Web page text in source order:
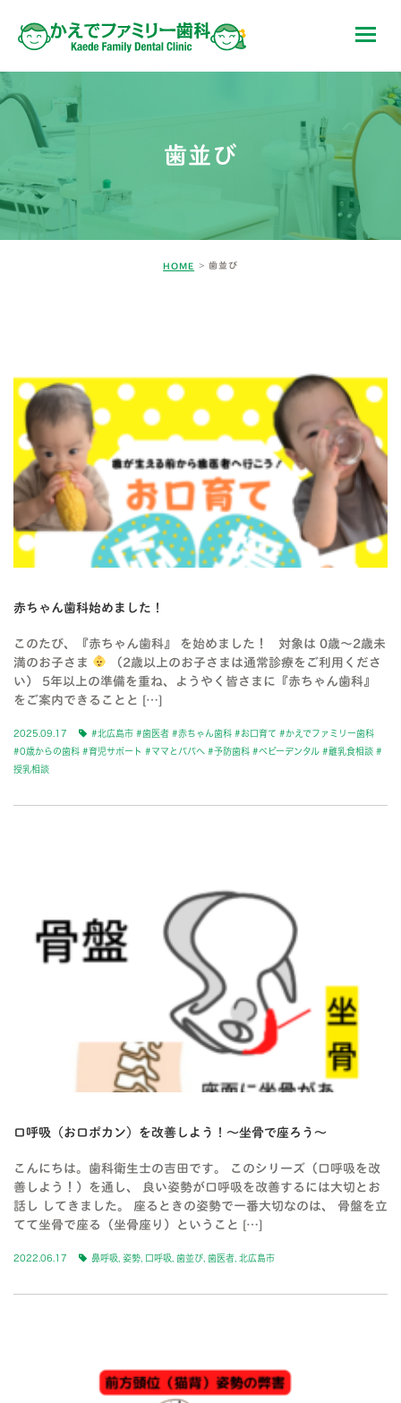
歯並び
HOME 歯並び
赤ちゃん歯科始めました！
このたび、『赤ちゃん歯科』 を始めました！ 対象は 0歳〜2歳未
満のお子さま
（2歳以上のお子さまは通常診療をご利用くださ
い） 5年以上の準備を重ね、ようやく皆さまに『赤ちゃん歯科』
をご案内できることと […]
2025.09.17
#北広島市 #歯医者 #赤ちゃん歯科 #お口育て #かえでファミリー歯科
#0歳からの歯科 #育児サポート #ママとパパへ #予防歯科 #ベビーデンタル #離乳食相談 #
授乳相談
口呼吸（お口ポカン）を改善しよう！〜坐骨で座ろう〜
こんにちは。歯科衛生士の吉田です。 このシリーズ（口呼吸を改
善しよう！）を通し、 良い姿勢が口呼吸を改善するには大切とお
話し してきました。 座るときの姿勢で一番大切なのは、 骨盤を立
てて坐骨で座る（坐骨座り）ということ […]
2022.06.17 鼻呼吸 姿勢 口呼吸 歯並び 歯医者 北広島市